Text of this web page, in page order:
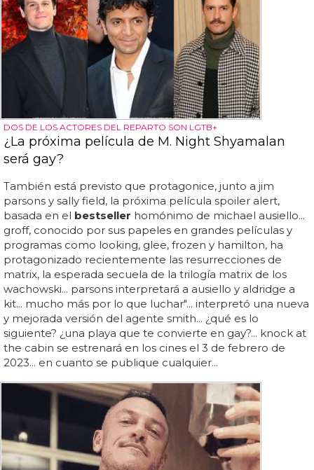
DOS DE LOS ACTORES DEL REPARTO SON LGTB+
¿La próxima película de M. Night Shyamalan
será gay?
También está previsto que protagonice, junto a jim
parsons y sally field, la próxima película spoiler alert,
basada en el bestseller homónimo de michael ausiello...
groff, conocido por sus papeles en grandes películas y
programas como looking, glee, frozen y hamilton, ha
protagonizado recientemente las resurrecciones de
matrix, la esperada secuela de la trilogía matrix de los
wachowski... parsons interpretará a ausiello y aldridge a
kit... mucho más por lo que luchar"... interpretó una nueva
y mejorada versión del agente smith... ¿qué es lo
siguiente? ¿una playa que te convierte en gay?... knock at
the cabin se estrenará en los cines el 3 de febrero de
2023... en cuanto se publique cualquier...